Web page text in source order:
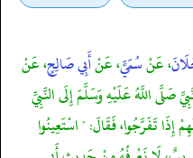
، عَنْسُمَيٍّ، عَنْأَبِي صَالِحٍ، عَنْ
اللَّهُ عَلَيْهِ وَسَلَّمَ إِلَى النَّبِيِّ
تَفَرَّجُوا، فَقَالَ: " اسْتَعِينُوا